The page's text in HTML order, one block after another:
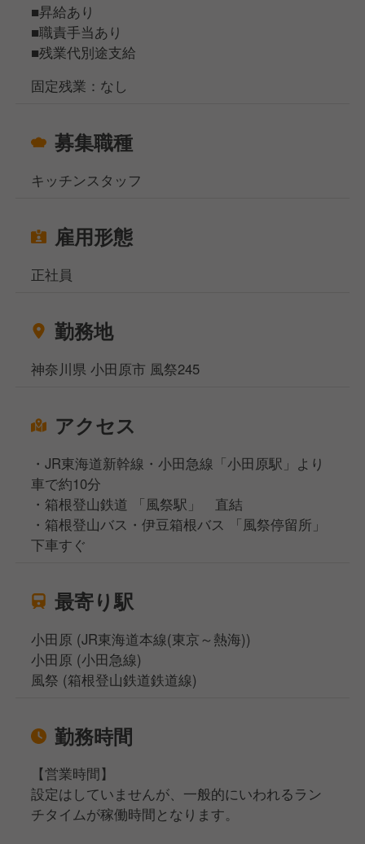
を取って調理を仕込んでいくかなど、他のメンバーに
指示を出して、逆算しながら仕事を進めていって欲し
いです！
当社では車通勤を歓迎しており、従業員専用の駐車場
も完備しています。
鎌倉や大和など、遠方から通勤しているスタッフも在
あなたのご応募、心よりお待ちしております！
■昇給あり
■職責手当あり
■残業代別途支給
固定残業：なし
募集職種
キッチンスタッフ
雇用形態
正社員
勤務地
神奈川県 小田原市 風祭245
アクセス
・JR東海道新幹線・小田急線「小田原駅」より
車で約10分
・箱根登山鉄道 「風祭駅」 直結
・箱根登山バス・伊豆箱根バス 「風祭停留所」
下車すぐ
最寄り駅
小田原 (JR東海道本線(東京～熱海))
小田原 (小田急線)
風祭 (箱根登山鉄道鉄道線)
勤務時間
【営業時間】
設定はしていませんが、一般的にいわれるラン
チタイムが稼働時間となります。